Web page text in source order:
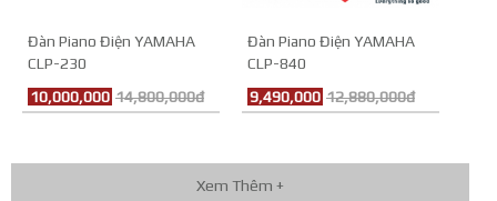
Đàn Piano Điện YAMAHA
CLP-230
10,000,000 14,800,000đ
Đàn Piano Điện YAMAHA
CLP-840
9,490,000 12,880,000đ
Xem Thêm +